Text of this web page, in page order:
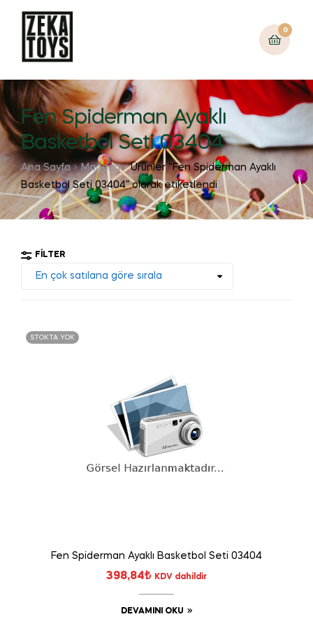
0
Fen Spiderman Ayaklı
Basketbol Seti 03404
Ana Sayfa Mağaza
Ürünler “Fen Spiderman Ayaklı
Basketbol Seti 03404” olarak etiketlendi
FILTER
STOKTA YOK
Fen Spiderman Ayaklı Basketbol Seti 03404
398,84₺ KDV dahildir
DEVAMINI OKU